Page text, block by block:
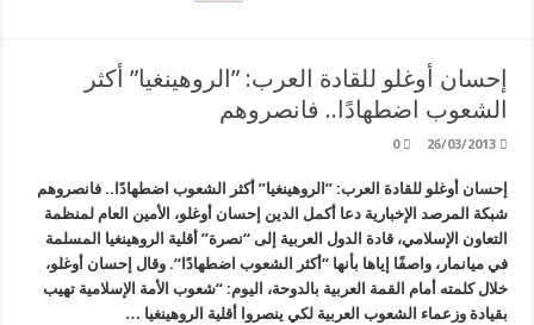
إحسان أوغلو للقادة العرب: ”الروهينغيا” أكثر
الشعوب اضطهادًا.. فانصروهم
26/03/2013
0
إحسان أوغلو للقادة العرب: ”الروهينغيا” أكثر الشعوب اضطهادًا.. فانصروهم
شبكة المرصد الإخبارية دعا أكمل الدين إحسان أوغلو، الأمين العام لمنظمة
التعاون الإسلامي، قادة الدول العربية إلى “نصرة” أقلية الروهينغيا المسلمة
في ميانمار، واصفًا إياها بأنها “أكثر الشعوب اضطهادًا“. وقال إحسان أوغلو،
خلال كلمته أمام القمة العربية بالدوحة، اليوم: “شعوب الأمة الإسلامية تهيب
بقيادة وزعماء الشعوب العربية لكي ينصروا أقلية الروهينغيا …